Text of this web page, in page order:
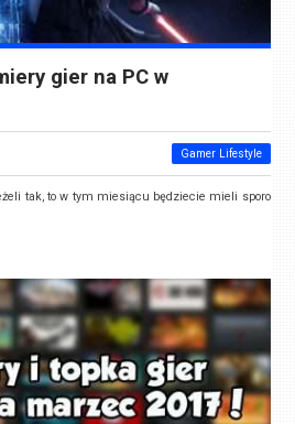
gier na PC w
Gamer Lifestyle
tak, to w tym miesiącu będziecie mieli sporo